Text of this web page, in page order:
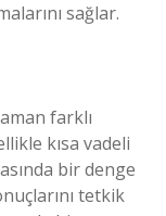
sağlar.
farklı
kısa vadeli
bir denge
tetkik